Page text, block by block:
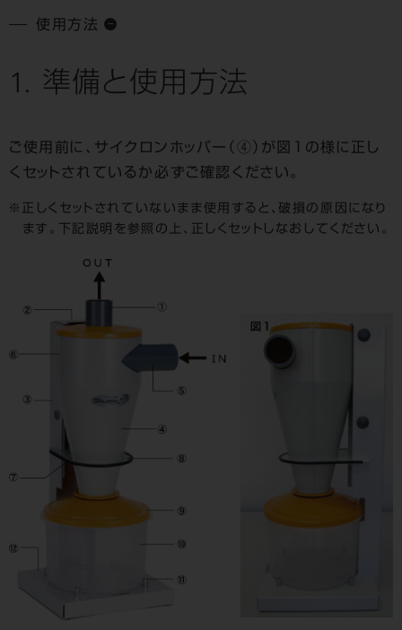
使用方法
1. 準備と使用方法
ご使用前に、サイクロンホッパー（④）が図１の様に正し
くセットされているか必ずご確認ください。
正しくセットされていないまま使用すると、破損の原因になり
ます。
下記説明を参照の上、正しくセットしなおしてください。